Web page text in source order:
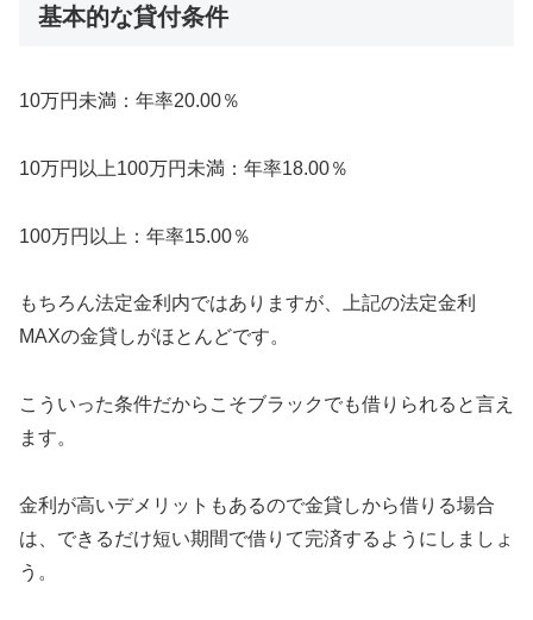
基本的な貸付条件
10万円未満：年率20.00％
10万円以上100万円未満：年率18.00％
100万円以上：年率15.00％
もちろん法定金利内ではありますが、上記の法定金利
MAXの金貸しがほとんどです。
こういった条件だからこそブラックでも借りられると言え
ます。
金利が高いデメリットもあるので金貸しから借りる場合
は、できるだけ短い期間で借りて完済するようにしましょ
う。